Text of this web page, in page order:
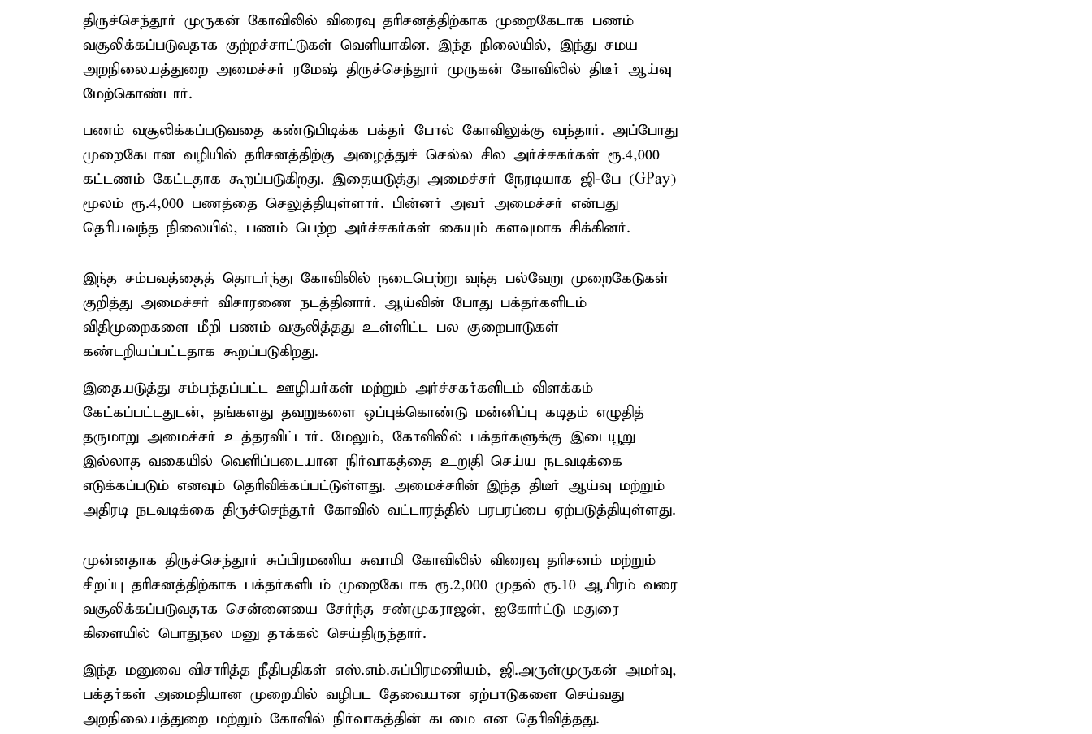
திருச்செந்தூர் முருகன் கோவிலில் விரைவு தரிசனத்திற்காக முறைகேடாக பணம்
வசூலிக்கப்படுவதாக குற்றச்சாட்டுகள் வெளியாகின. இந்த நிலையில், இந்து சமய
அறநிலையத்துறை அமைச்சர் ரமேஷ் திருச்செந்தூர் முருகன் கோவிலில் திடீர் ஆய்வு
மேற்கொண்டார்.
பணம் வசூலிக்கப்படுவதை கண்டுபிடிக்க பக்தர் போல் கோவிலுக்கு வந்தார். அப்போது
முறைகேடான வழியில் தரிசனத்திற்கு அழைத்துச் செல்ல சில அர்ச்சகர்கள் ரூ.4,000
கட்டணம் கேட்டதாக கூறப்படுகிறது. இதையடுத்து அமைச்சர் நேரடியாக ஜி-பே (GPay)
மூலம் ரூ.4,000 பணத்தை செலுத்தியுள்ளார். பின்னர் அவர் அமைச்சர் என்பது
தெரியவந்த நிலையில், பணம் பெற்ற அர்ச்சகர்கள் கையும் களவுமாக சிக்கினர்.
இந்த சம்பவத்தைத் தொடர்ந்து கோவிலில் நடைபெற்று வந்த பல்வேறு முறைகேடுகள்
குறித்து அமைச்சர் விசாரணை நடத்தினார். ஆய்வின் போது பக்தர்களிடம்
விதிமுறைகளை மீறி பணம் வசூலித்தது உள்ளிட்ட பல குறைபாடுகள்
கண்டறியப்பட்டதாக கூறப்படுகிறது.
இதையடுத்து சம்பந்தப்பட்ட ஊழியர்கள் மற்றும் அர்ச்சகர்களிடம் விளக்கம்
கேட்கப்பட்டதுடன், தங்களது தவறுகளை ஒப்புக்கொண்டு மன்னிப்பு கடிதம் எழுதித்
தருமாறு அமைச்சர் உத்தரவிட்டார். மேலும், கோவிலில் பக்தர்களுக்கு இடையூறு
இல்லாத வகையில் வெளிப்படையான நிர்வாகத்தை உறுதி செய்ய நடவடிக்கை
எடுக்கப்படும் எனவும் தெரிவிக்கப்பட்டுள்ளது. அமைச்சரின் இந்த திடீர் ஆய்வு மற்றும்
அதிரடி நடவடிக்கை திருச்செந்தூர் கோவில் வட்டாரத்தில் பரபரப்பை ஏற்படுத்தியுள்ளது.
முன்னதாக திருச்செந்தூர் சுப்பிரமணிய சுவாமி கோவிலில் விரைவு தரிசனம் மற்றும்
சிறப்பு தரிசனத்திற்காக பக்தர்களிடம் முறைகேடாக ரூ.2,000 முதல் ரூ.10 ஆயிரம் வரை
வசூலிக்கப்படுவதாக சென்னையை சேர்ந்த சண்முகராஜன், ஐகோர்ட்டு மதுரை
கிளையில் பொதுநல மனு தாக்கல் செய்திருந்தார்.
இந்த மனுவை விசாரித்த நீதிபதிகள் எஸ்.எம்.சுப்பிரமணியம், ஜி.அருள்முருகன் அமர்வு,
பக்தர்கள் அமைதியான முறையில் வழிபட தேவையான ஏற்பாடுகளை செய்வது
அறநிலையத்துறை மற்றும் கோவில் நிர்வாகத்தின் கடமை என தெரிவித்தது.